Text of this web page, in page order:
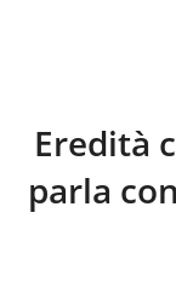
Eredità
parla